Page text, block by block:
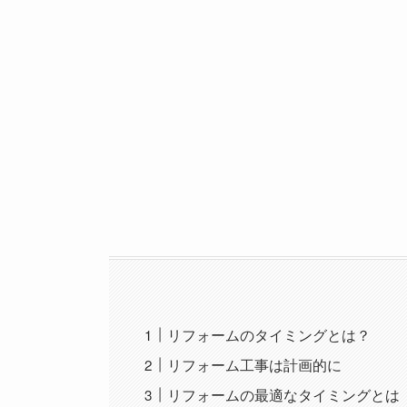
リフォームのタイミングとは？
リフォーム工事は計画的に
リフォームの最適なタイミングとは